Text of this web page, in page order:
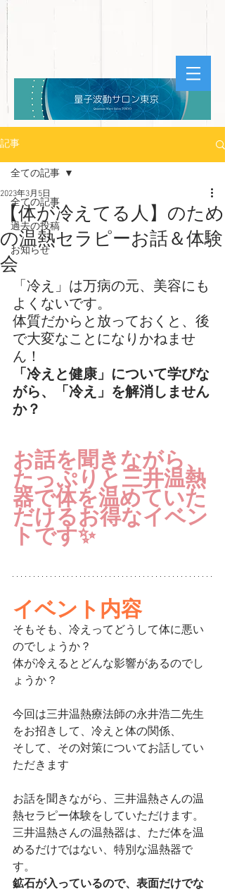
記事
全ての記事
過去の投稿
お知らせ
全ての記事
【体が冷えてる人】のため
の温熱セラピーお話＆体験
会
2023年3月5日
「冷え」は万病の元、美容にも
よくないです。
体質だからと放っておくと、後
で大変なことになりかねませ
ん！
「冷えと健康」について学びな
がら、「冷え」を解消しません
か？
お話を聞きながら、
たっぷりと三井温熱
器で体を温めていた
だけるお得なイベン
トです✨
イベント内容
そもそも、冷えってどうして体に悪い
のでしょうか？
体が冷えるとどんな影響があるのでし
ょうか？
今回は三井温熱療法師の永井浩二先生
をお招きして、冷えと体の関係、
そして、その対策についてお話してい
ただきます
お話を聞きながら、 三井温熱さんの温
熱セラピー体験をしていただけます。
三井温熱さんの温熱器は、ただ体を温
めるだけではない、特別な温熱器で
す。
鉱石が入っているので、表面だけでな